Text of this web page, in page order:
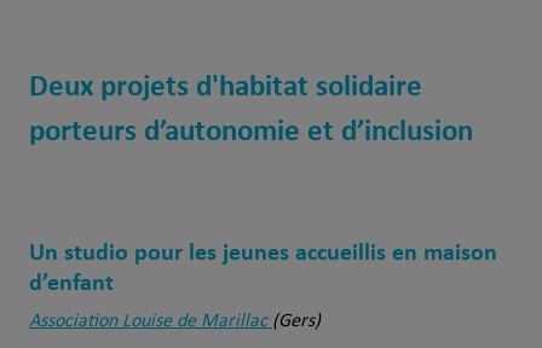
Deux projets d'habitat solidaire
porteurs d’autonomie et d’inclusion
Un studio pour les jeunes accueillis en maison
d’enfant
Association Louise de Marillac (Gers)